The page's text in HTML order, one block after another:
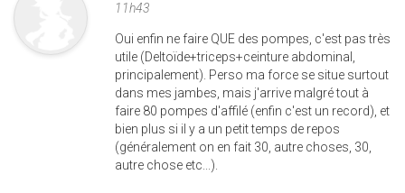
11h43
Oui enfin ne faire QUE des pompes, c'est pas très
utile (Deltoïde+triceps+ceinture abdominal,
principalement). Perso ma force se situe surtout
dans mes jambes, mais j'arrive malgré tout à
faire 80 pompes d'affilé (enfin c'est un record), et
bien plus si il y a un petit temps de repos
(généralement on en fait 30, autre choses, 30,
autre chose etc...).